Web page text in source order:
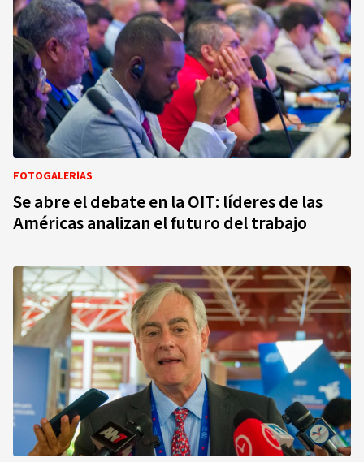
FOTOGALERÍAS
Se abre el debate en la OIT: líderes de las
Américas analizan el futuro del trabajo